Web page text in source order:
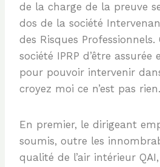
de la charge de la preuve
dos de la société
des Risques Professionnels.
société IPRP d’être assurée
pour pouvoir intervenir
croyez moi ce n’est pas rien.
En premier, le dirigeant
soumis, outre les
qualité de l’air intérieur